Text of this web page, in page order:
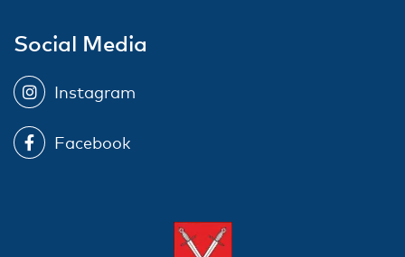
Social Media
Instagram
Facebook